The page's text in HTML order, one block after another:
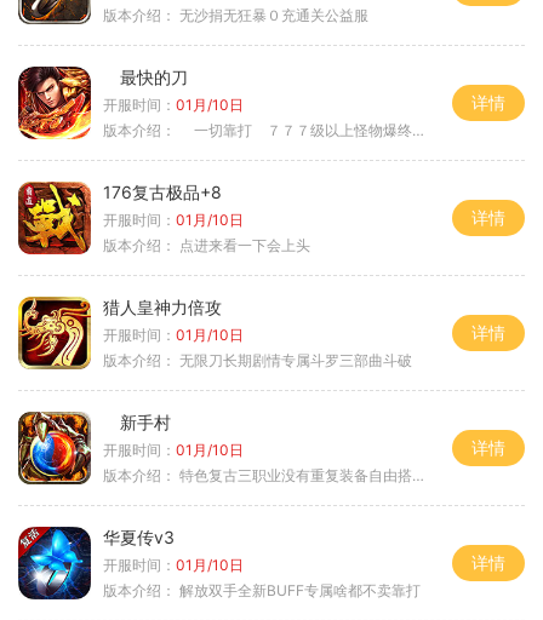
版本介绍： 无沙捐无狂暴０充通关公益服
最快的刀
开服时间： 01月/10日
版本介绍：
一切靠打 ７７７级以上怪物爆终极
详情
176复古极品+8
开服时间： 01月/10日
版本介绍： 点进来看一下会上头
详情
猎人皇神力倍攻
开服时间： 01月/10日
版本介绍： 无限刀长期剧情专属斗罗三部曲斗破
详情
新手村
开服时间： 01月/10日
版本介绍： 特色复古三职业没有重复装备自由搭配私
详情
华夏传v3
开服时间： 01月/10日
版本介绍： 解放双手全新BUFF专属啥都不卖靠打
详情